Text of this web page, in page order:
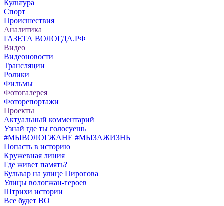
Культура
Спорт
Происшествия
Аналитика
ГАЗЕТА ВОЛОГДА.РФ
Видео
Видеоновости
Трансляции
Ролики
Фильмы
Фотогалерея
Фоторепортажи
Проекты
Актуальный комментарий
Узнай где ты голосуешь
#МЫВОЛОГЖАНЕ #МЫЗАЖИЗНЬ
Попасть в историю
Кружевная линия
Где живет память?
Бульвар на улице Пирогова
Улицы вологжан-героев
Штрихи истории
Все будет ВО